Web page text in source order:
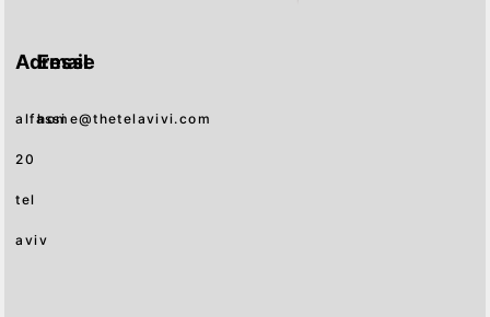
Adresse
alfassi
20
tel
aviv
Email
home@thetelavivi.com